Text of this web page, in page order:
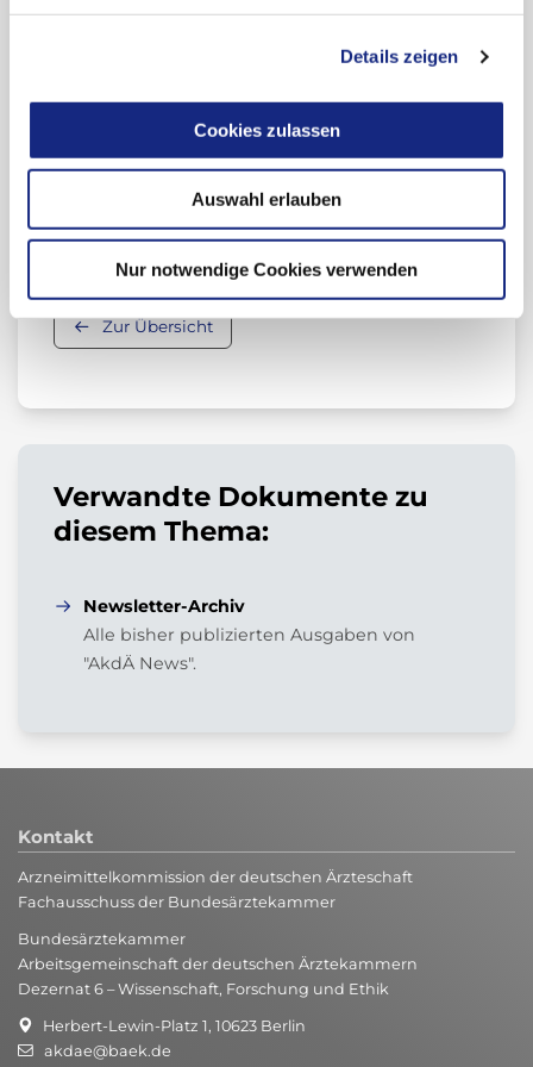
Details zeigen
Cookies zulassen
Auswahl erlauben
Nur notwendige Cookies verwenden
valvulärem Vorhofflimmern“, 3. Auflage 2019
Zur Übersicht
Verwandte Dokumente zu
diesem Thema:
Newsletter-Archiv
Alle bisher publizierten Ausgaben von
"AkdÄ News".
Kontakt
Arzneimittelkommission der deutschen Ärzteschaft
Fachausschuss der Bundesärztekammer
Bundesärztekammer
Arbeitsgemeinschaft der deutschen Ärztekammern
Dezernat 6 – Wissenschaft, Forschung und Ethik
Herbert-Lewin-Platz 1, 10623 Berlin
akdae@baek.de